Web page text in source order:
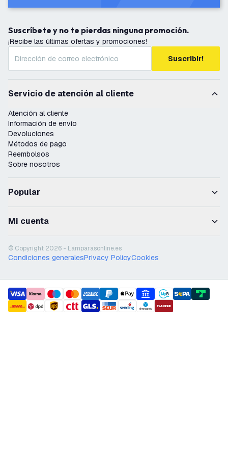
Suscríbete y no te pierdas ninguna promoción.
¡Recibe las últimas ofertas y promociones!
Suscribir!
Servicio de atención al cliente
Atención al cliente
Información de envío
Devoluciones
Métodos de pago
Reembolsos
Sobre nosotros
Popular
Mi cuenta
© Copyright 2026 - Lámparasonline.es
Condiciones generalesPrivacy PolicyCookies
payment methods
shipment methods